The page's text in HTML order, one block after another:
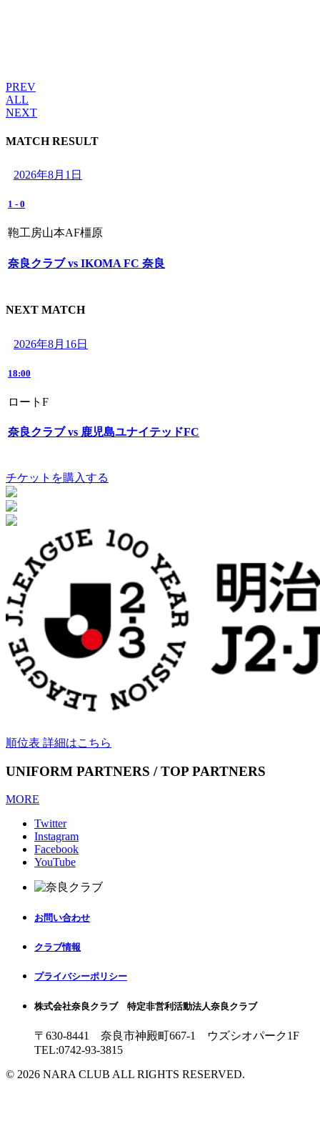
PREV
ALL
NEXT
MATCH RESULT
2026年8月1日
1 - 0
鞄工房山本AF橿原
奈良クラブ vs IKOMA FC 奈良
NEXT MATCH
2026年8月16日
18:00
ロートF
奈良クラブ vs 鹿児島ユナイテッドFC
チケットを購入する
順位表 詳細はこちら
UNIFORM PARTNERS / TOP PARTNERS
MORE
Twitter
Instagram
Facebook
YouTube
お問い合わせ
クラブ情報
プライバシーポリシー
株式会社奈良クラブ 特定非営利活動法人奈良クラブ
〒630-8441 奈良市神殿町667-1
ウズシオパーク1F
TEL:0742-93-3815
© 2026 NARA CLUB ALL RIGHTS RESERVED.